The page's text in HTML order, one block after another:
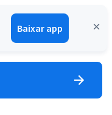
Baixar app
Entrar